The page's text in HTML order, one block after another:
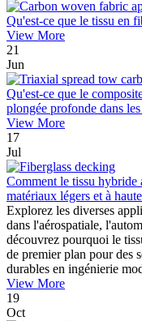
Qu'est-ce que le tissu en
View More
21
Jun
Qu'est-ce que le
plongée profonde dans
View More
17
Jul
Comment le tissu hybride
matériaux légers et à
Explorez les diverses
dans l'aérospatiale,
découvrez pourquoi le
de premier plan pour des
durables en ingénierie
View More
19
Oct